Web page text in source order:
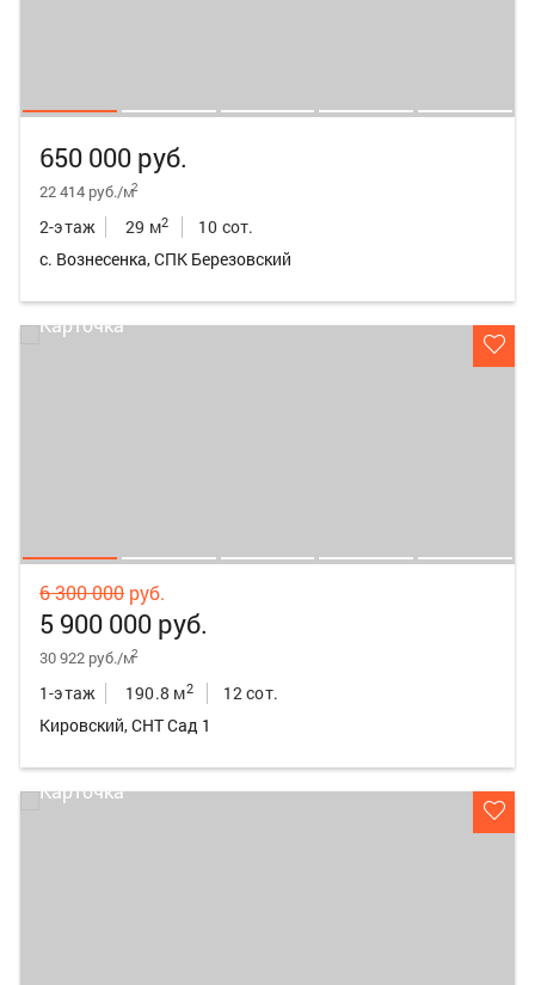
650 000 руб.
22 414 руб./м2
2-этаж 29 м2
10 сот.
с. Вознесенка, СПК Березовский
6 300 000 руб.
5 900 000 руб.
30 922 руб./м2
1-этаж 190.8 м2
12 сот.
Кировский, СНТ Сад 1